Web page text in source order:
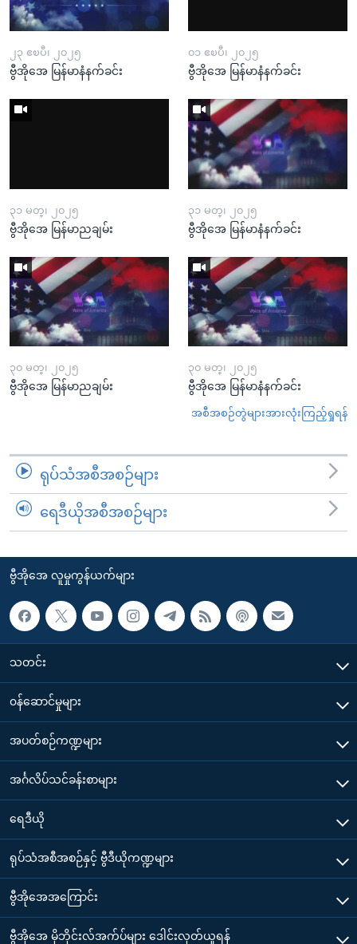
၂၃ ဧၿပီ၊ ၂၀၂၅
ဗွီအိုအေ မြန်မာနံနက်ခင်း
၀၁ ဧၿပီ၊ ၂၀၂၅
ဗွီအိုအေ မြန်မာနံနက်ခင်း
၃၁ မတ္၊ ၂၀၂၅
ဗွီအိုအေ မြန်မာညချမ်း
၃၁ မတ္၊ ၂၀၂၅
ဗွီအိုအေ မြန်မာနံနက်ခင်း
၃၀ မတ္၊ ၂၀၂၅
ဗွီအိုအေ မြန်မာညချမ်း
၃၀ မတ္၊ ၂၀၂၅
ဗွီအိုအေ မြန်မာနံနက်ခင်း
အစီအစဉ်တွဲများအားလုံးကြည့်ရှုရန်
ရုပ်သံအစီအစဉ်များ
ရေဒီယိုအစီအစဉ်များ
ဗွီအိုအေ လူမှုကွန်ယက်များ
သတင်း
၀န်ဆောင်မှုများ
အပတ်စဉ်ကဏ္ဍများ
အင်္ဂလိပ်သင်ခန်းစာများ
ရေဒီယို
ရုပ်သံအစီအစဉ်နှင့် ဗွီဒီယိုကဏ္ဍများ
ဗွီအိုအေအကြောင်း
ဗွီအိုအေ မိုဘိုင်းလ်အက်ပ်များ ဒေါင်းလုတ်ယူရန်